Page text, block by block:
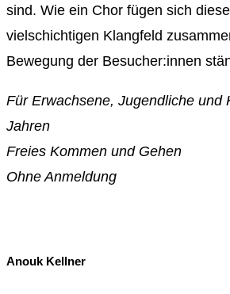
sind. Wie ein Chor fügen sich
vielschichtigen Klangfeld
Bewegung der Besucher:innen
Für Erwachsene, Jugendliche und
Jahren
Freies Kommen und Gehen
Ohne Anmeldung
Anouk Kellner